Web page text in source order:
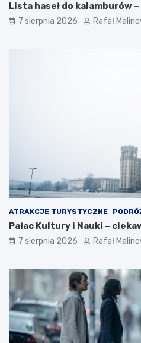
Lista haseł do kalamburów
7 sierpnia 2026 Rafał
ATRAKCJE TURYSTYCZNE
Pałac Kultury i Nauki –
7 sierpnia 2026 Rafał